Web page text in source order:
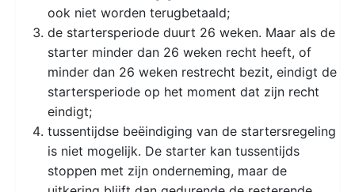
ook niet worden terugbetaald;
de startersperiode duurt 26 weken. Maar als de
starter minder dan 26 weken recht heeft, of
minder dan 26 weken restrecht bezit, eindigt de
startersperiode op het moment dat zijn recht
eindigt;
tussentijdse beëindiging van de startersregeling
is niet mogelijk. De starter kan tussentijds
stoppen met zijn onderneming, maar de